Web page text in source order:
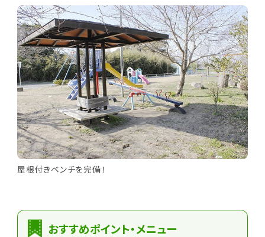
屋根付きベンチを完備！
おすすめポイント・メニュー